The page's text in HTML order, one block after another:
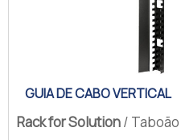
GUIA DE CABO VERTICAL
Rack for Solution/ Taboão